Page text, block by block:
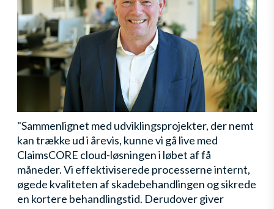
"Sammenlignet med udviklingsprojekter, der nemt
kan trække ud i årevis, kunne vi gå live med
ClaimsCORE cloud-løsningen i løbet af få
måneder. Vi effektiviserede processerne internt,
øgede kvaliteten af skadebehandlingen og sikrede
en kortere behandlingstid. Derudover giver